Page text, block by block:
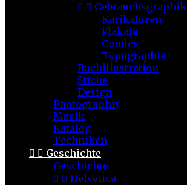
  Gebrauchsgraphik
Karikaturen
Plakate
Comics
Typographie
Buchillustration
Stiche
Design
Photographiy
Musik
Katalog
Techniken
  Geschichte
Geschichte
  Helvetica